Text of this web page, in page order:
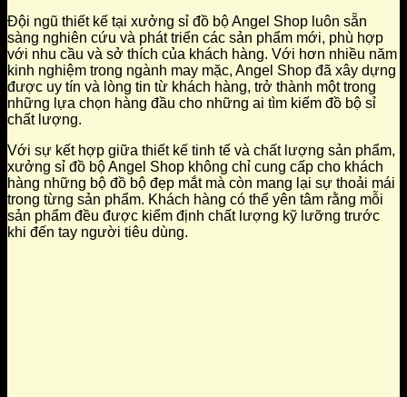
Đội ngũ thiết kế tại xưởng sỉ đồ bộ Angel Shop luôn sẵn
sàng nghiên cứu và phát triển các sản phẩm mới, phù hợp
với nhu cầu và sở thích của khách hàng. Với hơn nhiều năm
kinh nghiệm trong ngành may mặc, Angel Shop đã xây dựng
được uy tín và lòng tin từ khách hàng, trở thành một trong
những lựa chọn hàng đầu cho những ai tìm kiếm đồ bộ sỉ
chất lượng.
Với sự kết hợp giữa thiết kế tinh tế và chất lượng sản phẩm,
xưởng sỉ đồ bộ Angel Shop không chỉ cung cấp cho khách
hàng những bộ đồ bộ đẹp mắt mà còn mang lại sự thoải mái
trong từng sản phẩm. Khách hàng có thể yên tâm rằng mỗi
sản phẩm đều được kiểm định chất lượng kỹ lưỡng trước
khi đến tay người tiêu dùng.